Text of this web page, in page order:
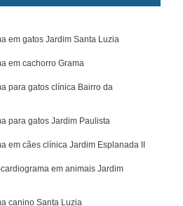
em gatos Jardim Santa Luzia
em cachorro Grama
para gatos clínica Bairro da
para gatos Jardim Paulista
em cães clínica Jardim Esplanada II
em animais Jardim
canino Santa Luzia